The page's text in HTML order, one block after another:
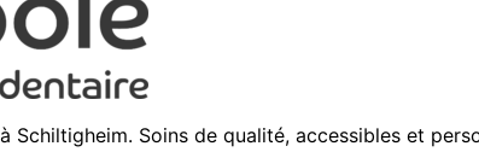
Schiltigheim. Soins de qualité, accessibles et